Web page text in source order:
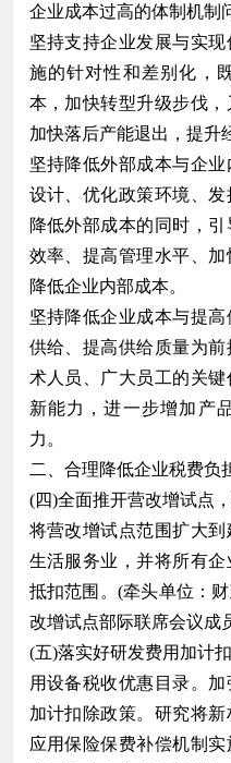
企业成本过高的体制机制
坚持支持企业发展与实
施的针对性和差别化，
本，加快转型升级步伐，
加快落后产能退出，提升
坚持降低外部成本与企
设计、优化政策环境、
降低外部成本的同时，
效率、提高管理水平、加
降低企业内部成本。
坚持降低企业成本与提
供给、提高供给质量为
术人员、广大员工的关
新能力，进一步增加产
力。
二、合理降低企业税费负
(四)全面推开营改增试点
将营改增试点范围扩大到
生活服务业，并将所有
抵扣范围。(牵头单位：
改增试点部际联席会议成
(五)落实好研发费用加计
用设备税收优惠目录。
加计扣除政策。研究将
应用保险保费补偿机制